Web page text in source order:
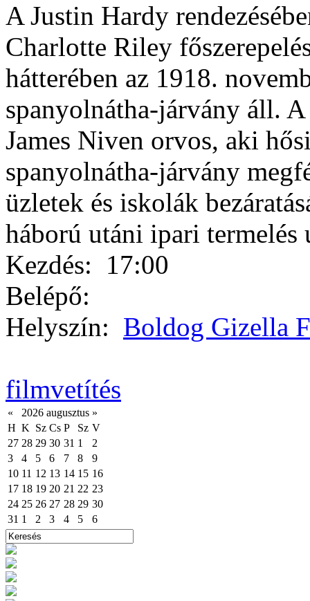
A Justin Hardy
Charlotte Riley
hátterében az 1918.
spanyolnátha-járvány áll.
James Niven orvos, aki
spanyolnátha-járvány
üzletek és iskolák
háború utáni ipari
Kezdés: 17:00
Belépő:
Helyszín: Boldog Gizella
filmvetítés
« 2026 augusztus »
H K Sz Cs P Sz V
27 28 29 30 31 1
2
3
4 5 6 7 8
9
10 11 12 13 14 15 16
17 18 19 20 21 22 23
24 25 26 27 28 29 30
31 1 2 3 4 5 6